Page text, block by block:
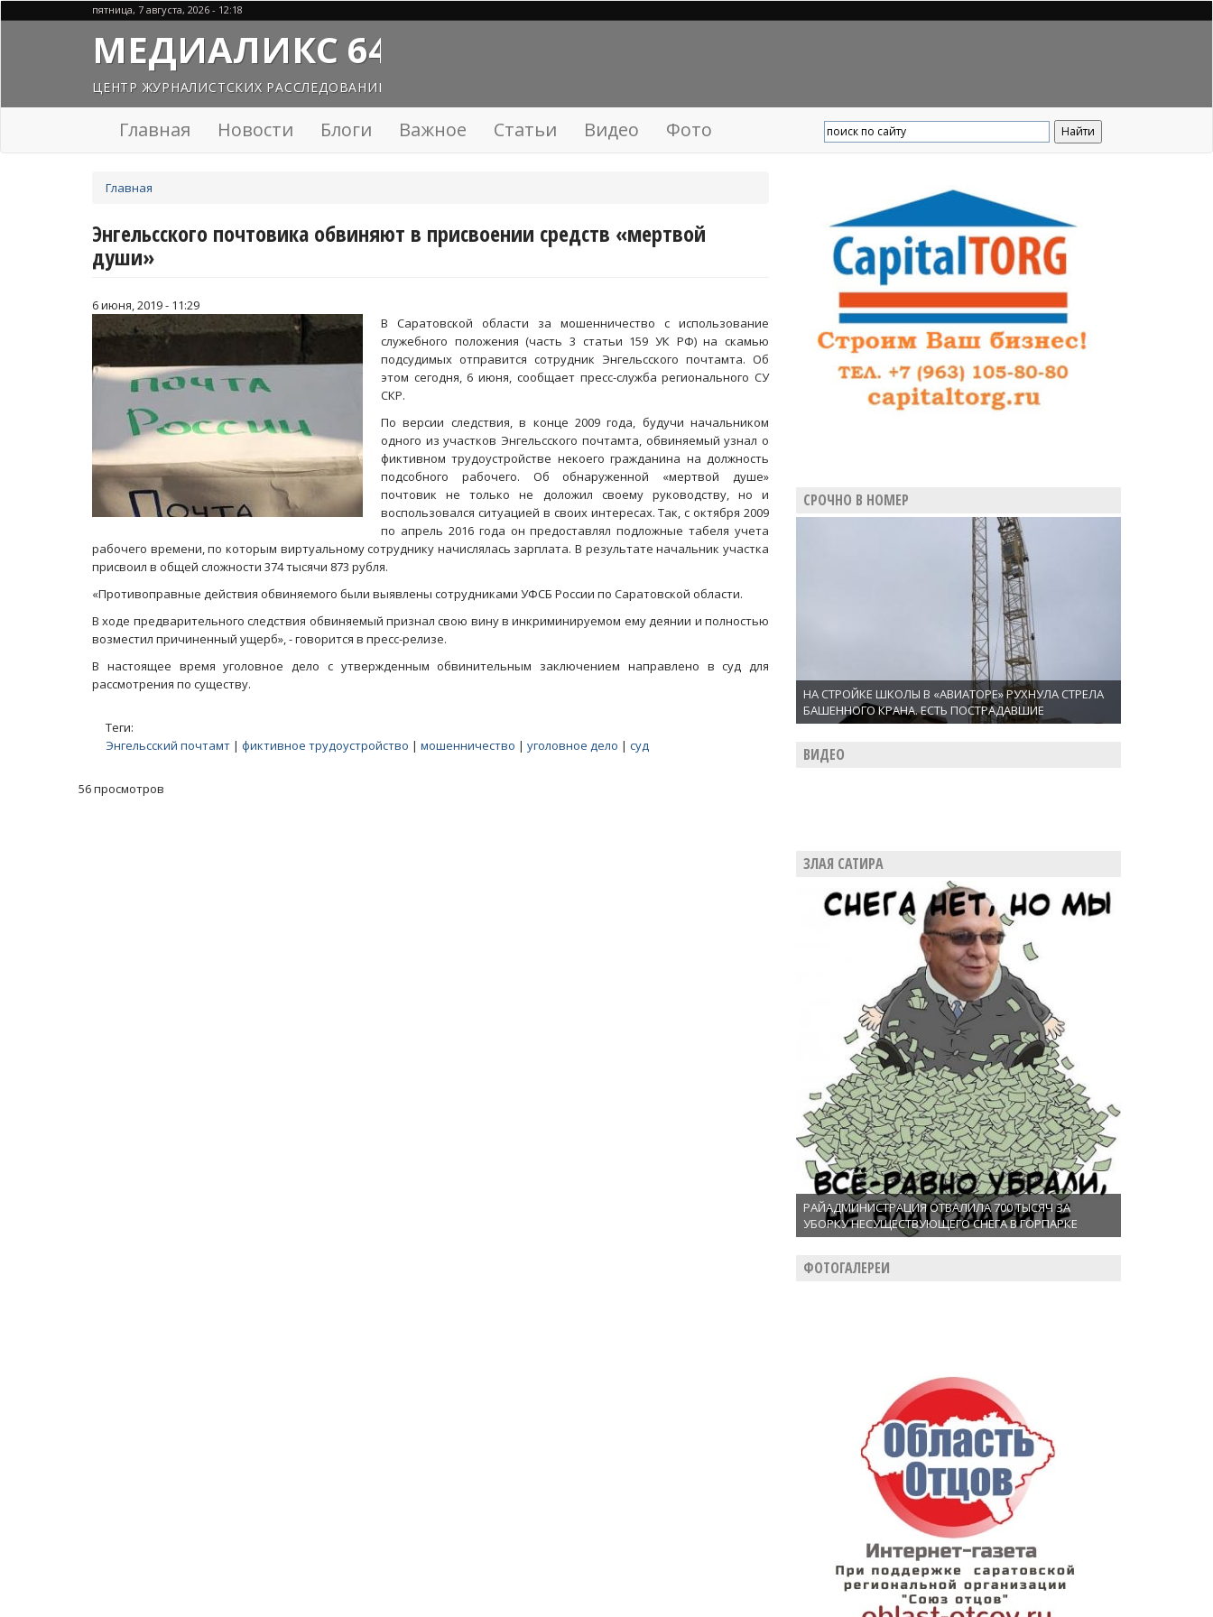
пятница, 7 августа, 2026 - 12:18
МЕДИАЛИКС 64
ЦЕНТР ЖУРНАЛИСТСКИХ РАССЛЕДОВАНИЙ
Главная Новости Блоги Важное Статьи Видео Фото
здесь
Главная
Энгельсского почтовика обвиняют в присвоении средств «мертвой
души»
6 июня, 2019 - 11:29
В Саратовской области за мошенничество с использование
служебного положения (часть 3 статьи 159 УК РФ) на скамью
подсудимых отправится сотрудник Энгельсского почтамта. Об
этом сегодня, 6 июня, сообщает пресс-служба регионального СУ
СКР.
По версии следствия, в конце 2009 года, будучи начальником
одного из участков Энгельсского почтамта, обвиняемый узнал о
фиктивном трудоустройстве некоего гражданина на должность
подсобного рабочего. Об обнаруженной «мертвой душе»
почтовик не только не доложил своему руководству, но и
воспользовался ситуацией в своих интересах. Так, с октября 2009
по апрель 2016 года он предоставлял подложные табеля учета
рабочего времени, по которым виртуальному сотруднику начислялась зарплата. В результате начальник участка
присвоил в общей сложности 374 тысячи 873 рубля.
«Противоправные действия обвиняемого были выявлены сотрудниками УФСБ России по Саратовской области.
В ходе предварительного следствия обвиняемый признал свою вину в инкриминируемом ему деянии и полностью
возместил причиненный ущерб», - говорится в пресс-релизе.
В настоящее время уголовное дело с утвержденным обвинительным заключением направлено в суд для
рассмотрения по существу.
Теги:
Энгельсский почтамт | фиктивное трудоустройство | мошенничество | уголовное дело | суд
56 просмотров
СРОЧНО В НОМЕР
НА СТРОЙКЕ ШКОЛЫ В «АВИАТОРЕ» РУХНУЛА СТРЕЛА
БАШЕННОГО КРАНА. ЕСТЬ ПОСТРАДАВШИЕ
ВИДЕО
ЗЛАЯ САТИРА
РАЙАДМИНИСТРАЦИЯ ОТВАЛИЛА 700 ТЫСЯЧ ЗА
УБОРКУ НЕСУЩЕСТВУЮЩЕГО СНЕГА В ГОРПАРКЕ
ФОТОГАЛЕРЕИ